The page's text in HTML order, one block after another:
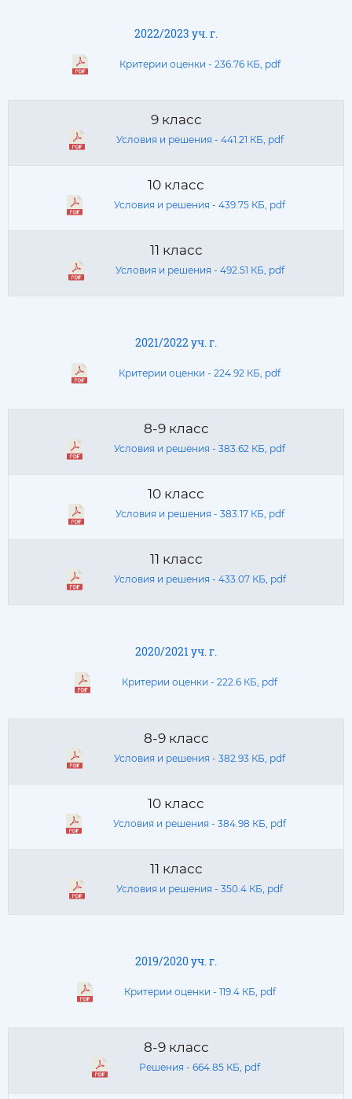
2022/2023 уч. г.
Критерии оценки - 236.76 КБ, pdf
9 класс
Условия и решения - 441.21 КБ, pdf
10 класс
Условия и решения - 439.75 КБ, pdf
11 класс
Условия и решения - 492.51 КБ, pdf
2021/2022 уч. г.
Критерии оценки - 224.92 КБ, pdf
8-9 класс
Условия и решения - 383.62 КБ, pdf
10 класс
Условия и решения - 383.17 КБ, pdf
11 класс
Условия и решения - 433.07 КБ, pdf
2020/2021 уч. г.
Критерии оценки - 222.6 КБ, pdf
8-9 класс
Условия и решения - 382.93 КБ, pdf
10 класс
Условия и решения - 384.98 КБ, pdf
11 класс
Условия и решения - 350.4 КБ, pdf
2019/2020 уч. г.
Критерии оценки - 119.4 КБ, pdf
8-9 класс
Решения - 664.85 КБ, pdf